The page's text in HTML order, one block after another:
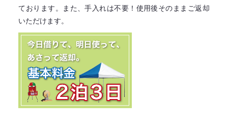
ております。
また、手入れは不要！ 使用後そのままご返却
いただけます。